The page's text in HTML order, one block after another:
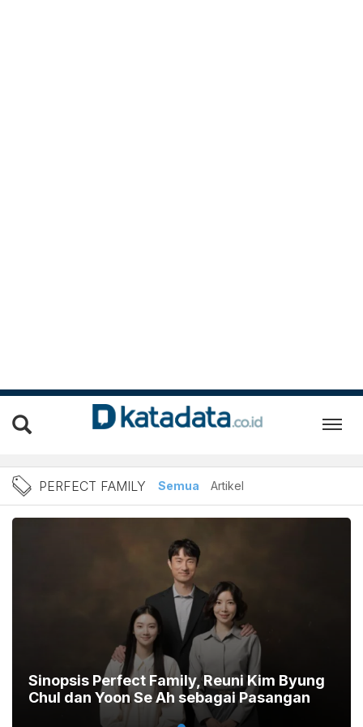
Berita Perfect Family
PERFECT FAMILY Semua Artikel
Sinopsis Perfect Family, Reuni Kim Byung
Chul dan Yoon Se Ah sebagai Pasangan